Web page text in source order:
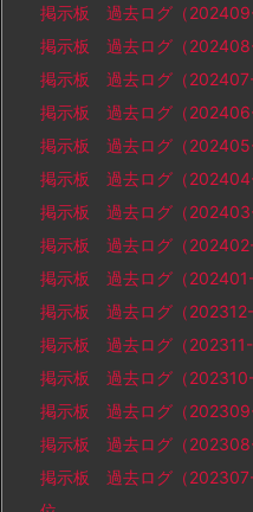
掲示板 過去ログ（
掲示板 過去ログ（
掲示板 過去ログ（
掲示板 過去ログ（
掲示板 過去ログ（
掲示板 過去ログ（
掲示板 過去ログ（
掲示板 過去ログ（
掲示板 過去ログ（
掲示板 過去ログ（202312-
掲示板 過去ログ（
掲示板 過去ログ（
掲示板 過去ログ（
掲示板 過去ログ（
掲示板 過去ログ（202307-